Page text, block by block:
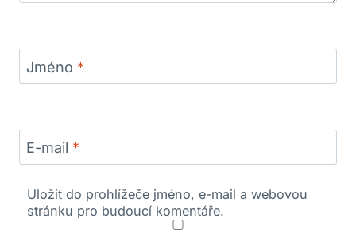
Jméno *
E-mail *
Uložit do prohlížeče jméno, e-mail a webovou
stránku pro budoucí komentáře.